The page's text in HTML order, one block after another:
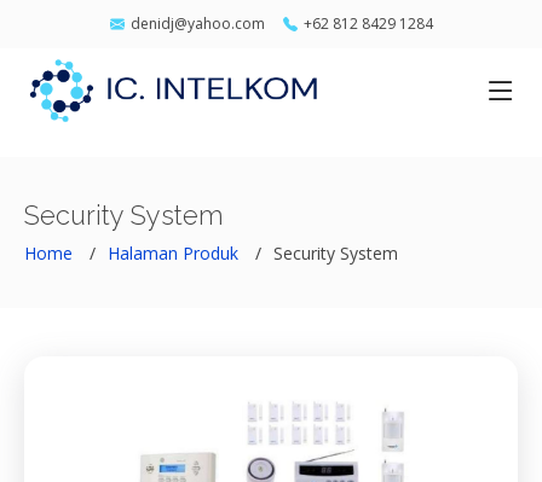
denidj@yahoo.com +62 812 8429 1284
Security System
Home Halaman Produk Security System